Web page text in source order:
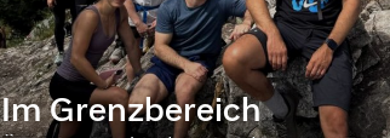
Im Grenzbereich